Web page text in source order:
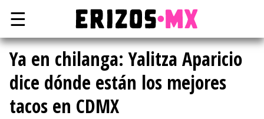
☰
Ya en chilanga: Yalitza Aparicio
dice dónde están los mejores
tacos en CDMX